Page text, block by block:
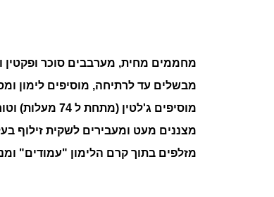
מחממים מחית, מערבבים סוכר ופקטין ומזריעים פנימה ב 40-50
מבשלים עד לרתיחה, מוסיפים לימון
מוסיפים ג'לטין (מתחת ל 74 מעלות) וטוחנים יחד.
מצננים מעט ומעבירים לשקית זילוף בעלת
מזלפים בתוך קרם הלימון "עמודים"